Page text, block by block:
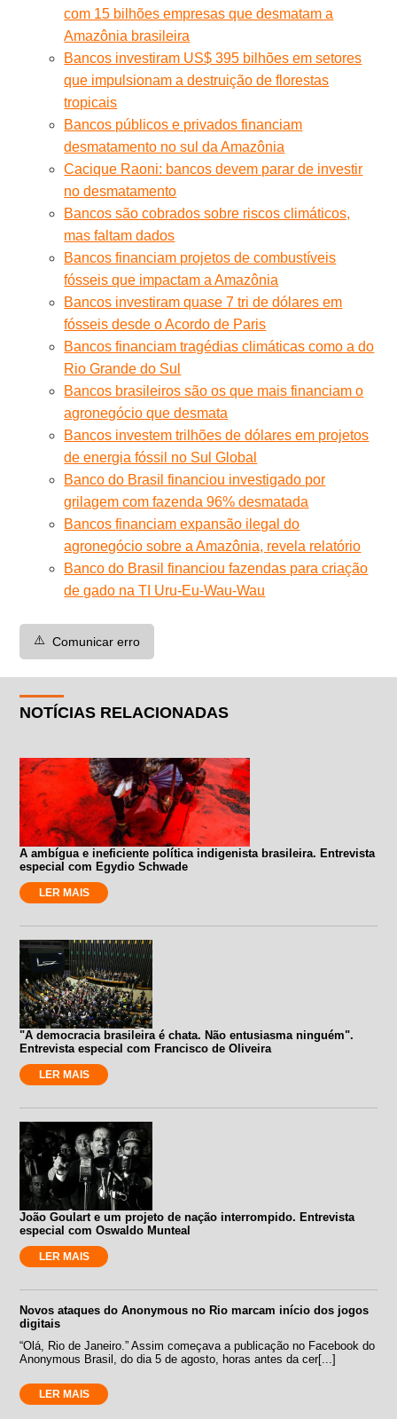
com 15 bilhões empresas que desmatam a
Amazônia brasileira
Bancos investiram US$ 395 bilhões em setores
que impulsionam a destruição de florestas
tropicais
Bancos públicos e privados financiam
desmatamento no sul da Amazônia
Cacique Raoni: bancos devem parar de investir
no desmatamento
Bancos são cobrados sobre riscos climáticos,
mas faltam dados
Bancos financiam projetos de combustíveis
fósseis que impactam a Amazônia
Bancos investiram quase 7 tri de dólares em
fósseis desde o Acordo de Paris
Bancos financiam tragédias climáticas como a do
Rio Grande do Sul
Bancos brasileiros são os que mais financiam o
agronegócio que desmata
Bancos investem trilhões de dólares em projetos
de energia fóssil no Sul Global
Banco do Brasil financiou investigado por
grilagem com fazenda 96% desmatada
Bancos financiam expansão ilegal do
agronegócio sobre a Amazônia, revela relatório
Banco do Brasil financiou fazendas para criação
de gado na TI Uru-Eu-Wau-Wau
⚠️ Comunicar erro
NOTÍCIAS RELACIONADAS
A ambígua e ineficiente política indigenista brasileira. Entrevista
especial com Egydio Schwade
LER MAIS
"A democracia brasileira é chata. Não entusiasma ninguém".
Entrevista especial com Francisco de Oliveira
LER MAIS
João Goulart e um projeto de nação interrompido. Entrevista
especial com Oswaldo Munteal
LER MAIS
Novos ataques do Anonymous no Rio marcam início dos jogos
digitais
“Olá, Rio de Janeiro.” Assim começava a publicação no Facebook do
Anonymous Brasil, do dia 5 de agosto, horas antes da cer[...]
LER MAIS